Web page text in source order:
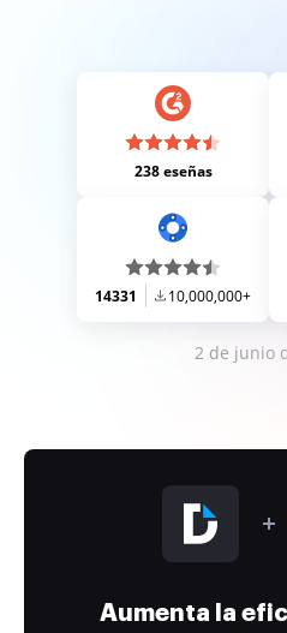
238 eseñas
14331 10,000,000+
2 de junio
Aumenta la